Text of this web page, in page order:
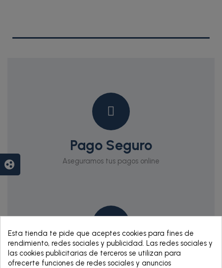
Pago Seguro
Aseguramos tus pagos online
Envío Gratis
Esta tienda te pide que aceptes cookies para fines de
rendimiento, redes sociales y publicidad. Las redes sociales y
las cookies publicitarias de terceros se utilizan para
ofrecerte funciones de redes sociales y anuncios
group_work